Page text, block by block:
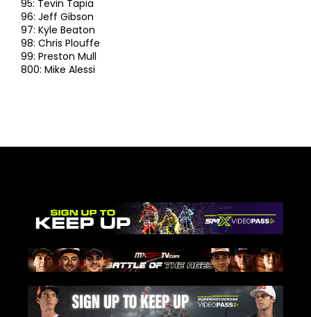
95: Tevin Tapia
96: Jeff Gibson
97: Kyle Beaton
98: Chris Plouffe
99: Preston Mull
800: Mike Alessi